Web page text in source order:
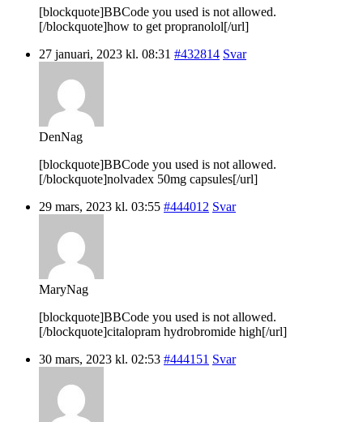
[blockquote]BBCode you used is not allowed.
[/blockquote]how to get propranolol[/url]
27 januari, 2023 kl. 08:31 #432814 Svar
DenNag
[blockquote]BBCode you used is not allowed.
[/blockquote]nolvadex 50mg capsules[/url]
29 mars, 2023 kl. 03:55 #444012 Svar
MaryNag
[blockquote]BBCode you used is not allowed.
[/blockquote]citalopram hydrobromide high[/url]
30 mars, 2023 kl. 02:53 #444151 Svar